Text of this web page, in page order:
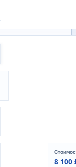
8 100